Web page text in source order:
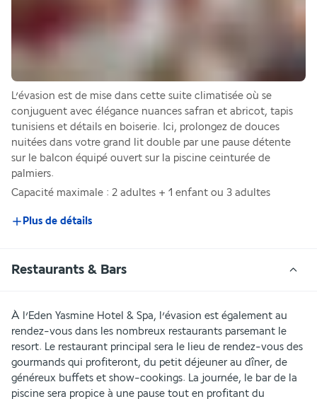
L’évasion est de mise dans cette suite climatisée où se
conjuguent avec élégance nuances safran et abricot, tapis
tunisiens et détails en boiserie. Ici, prolongez de douces
nuitées dans votre grand lit double par une pause détente
sur le balcon équipé ouvert sur la piscine ceinturée de
palmiers.
Capacité maximale : 2 adultes + 1 enfant ou 3 adultes
Plus de détails
Restaurants & Bars
À l’Eden Yasmine Hotel & Spa, l’évasion est également au
rendez-vous dans les nombreux restaurants parsemant le
resort. Le restaurant principal sera le lieu de rendez-vous des
gourmands qui profiteront, du petit déjeuner au dîner, de
généreux buffets et show-cookings. La journée, le bar de la
piscine sera propice à une pause tout en profitant du